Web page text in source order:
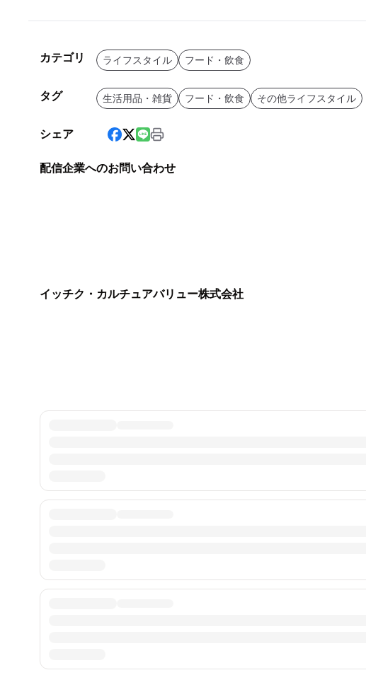
カテゴリ ライフスタイル フード・飲食
タグ 生活用品・雑貨 フード・飲食 その他ライフスタイル
シェア
配信企業へのお問い合わせ
イッチク・カルチュアバリュー株式会社